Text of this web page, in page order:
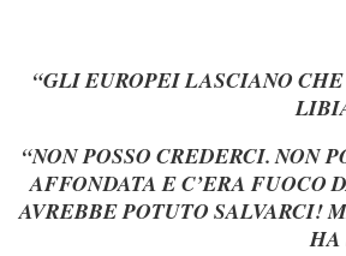
“GLI EUROPEI LASCIANO
“NON POSSO CREDERCI. NON
AFFONDATA E C’ERA FUOCO
AVREBBE POTUTO SALVARCI!
HA